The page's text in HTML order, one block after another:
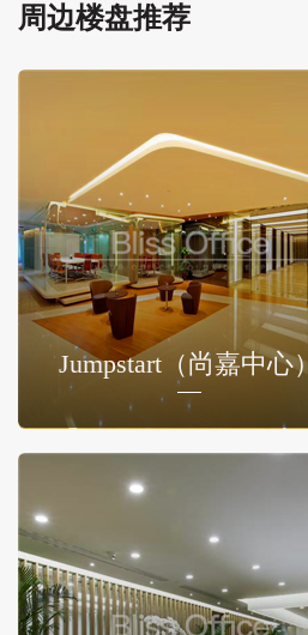
周边楼盘推荐
Jumpstart（尚嘉中心）